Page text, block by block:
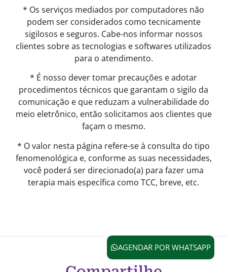
* Os serviços mediados por computadores não
podem ser considerados como tecnicamente
sigilosos e seguros. Cabe-nos informar nossos
clientes sobre as tecnologias e softwares utilizados
para o atendimento.
* É nosso dever tomar precauções e adotar
procedimentos técnicos que garantam o sigilo da
comunicação e que reduzam a vulnerabilidade do
meio eletrônico, então solicitamos aos clientes que
façam o mesmo.
* O valor nesta página refere-se à consulta do tipo
fenomenológica e, conforme as suas necessidades,
você poderá ser direcionado(a) para fazer uma
terapia mais específica como TCC, breve, etc.
AGENDAR POR WHATSAPP